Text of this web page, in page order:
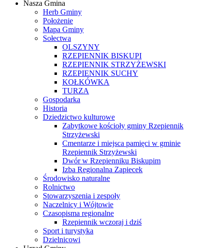
Samorządowy
Internetowy
Nasza Gmina
Herb Gminy
Położenie
Mapa Gminy
Sołectwa
OLSZYNY
RZEPIENNIK BISKUPI
RZEPIENNIK STRZYŻEWSKI
RZEPIENNIK SUCHY
KOŁKÓWKA
TURZA
Gospodarka
Historia
Dziedzictwo kulturowe
Zabytkowe kościoły gminy Rzepiennik
Strzyżewski
Cmentarze i miejsca pamięci w gminie
Rzepiennik Strzyżewski
Dwór w Rzepienniku Biskupim
Izba Regionalna Zapiecek
Środowisko naturalne
Rolnictwo
Stowarzyszenia i zespoły
Naczelnicy i Wójtowie
Czasopisma regionalne
Rzepiennik wczoraj i dziś
Sport i turystyka
Dzielnicowi